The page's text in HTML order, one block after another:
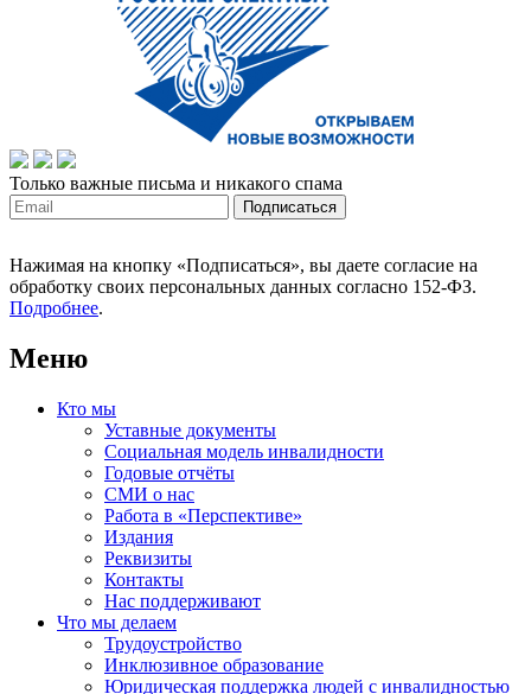
Только важные письма и никакого спама
Нажимая на кнопку «Подписаться», вы даете согласие на
обработку своих персональных данных согласно 152-ФЗ.
Подробнее.
Меню
Кто мы
Уставные документы
Социальная модель инвалидности
Годовые отчёты
СМИ о нас
Работа в «Перспективе»
Издания
Реквизиты
Контакты
Нас поддерживают
Что мы делаем
Трудоустройство
Инклюзивное образование
Юридическая поддержка людей с инвалидностью